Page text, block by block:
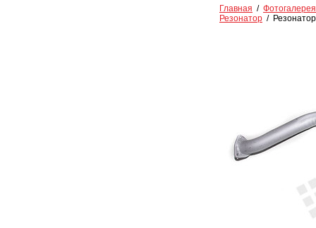
Главная
Фотогалерея
Резонатор